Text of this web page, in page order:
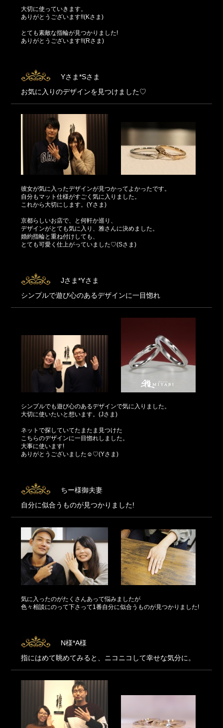
大切に使っていきます。
ありがとうございます!!(Kさま)
とても素敵な指輪が見つかりました!
ありがとうございます!!(Rさま)
Yさま*Sさま
お気に入りのデザインを見つけました♡
彼女が気に入ったデザインが見つかってよかったです。
自分もマット仕様がすごく気に入りました。
これから大切にします。(Yさま)
京都らしいお店で、と何軒か巡り、
デザインがとても気に入り、雅さんに決めました。
婚約指輪と重ね付けしても、
とても可愛く仕上がっていました♡(Sさま)
Jさま*Yさま
シンプルで遊び心のあるデザインに一目惚れ
シンプルでも遊び心のあるデザインで気に入りました。
大切に使いたいと想います。(Jさま)
ネットで探していてたまたま見つけた
こちらのデザインに一目惚れしました。
大事に使います!
ありがとうございました☺♡(Yさま)
ちー様御夫妻
自分に似合うものが見つかりました!
気に入ったのがたくさんあって悩みましたが
色々相談にのって下さって1番自分に似合うものが見つかりました!
N様*A様
指にはめて眺めてみると、ニコニコして幸せな気分に。